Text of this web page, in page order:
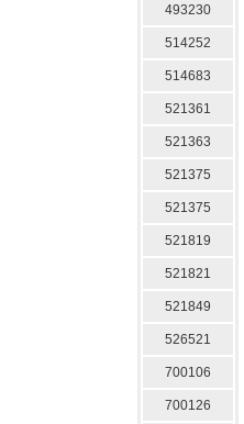
493230
514252
514683
521361
521363
521375
521375
521819
521821
521849
526521
700106
700126